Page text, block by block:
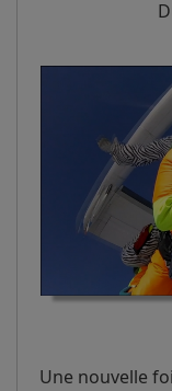
Une nouvelle